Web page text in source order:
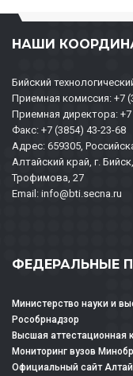
НАШИ
Бийский
Приемная комиссия: +7
Приемная директора: +7
Факс: +7 (3854) 43-23-68
Адрес: 659305,
Алтайский край, г.
Трофимова, 27
Email: info@bti.secna.ru
ФЕДЕРАЛЬНЫЕ
Министерство науки и
Рособрнадзор
Высшая аттестационная
Мониторинг вузов
Официальный сайт